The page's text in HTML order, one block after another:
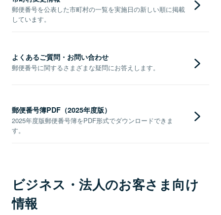
郵便番号を公表した市町村の一覧を実施日の新しい順に掲載
しています。
よくあるご質問・お問い合わせ
郵便番号に関するさまざまな疑問にお答えします。
郵便番号簿PDF（2025年度版）
2025年度版郵便番号簿をPDF形式でダウンロードできま
す。
ビジネス・法人のお客さま向け
情報